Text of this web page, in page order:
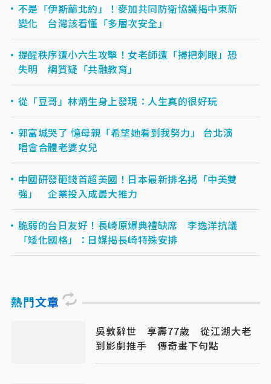
不是「伊斯蘭北約」！麥加共同防衛協議揭中東新
變化 台灣該看懂「多層次安全」
提醒秩序遭小六生攻擊！女老師遭「掃把刺眼」恐
失明 網質疑「共融教育」
從「豆哥」林炳生身上發現：人生真的很好玩
郭富城哭了 憶母親「希望她看到我努力」 台北演
唱會合體老婆女兒
中國研發砸錢首超美國！日本最新排名揭「中美雙
強」 企業投入成最大推力
脆弱的台日友好！長崎原爆典禮缺席 李逸洋抗議
「矮化國格」：日媒揭長崎特殊安排
熱門文章
吳敦辭世 享壽77歲 從江湖大老
到影劇推手 傳奇畫下句點